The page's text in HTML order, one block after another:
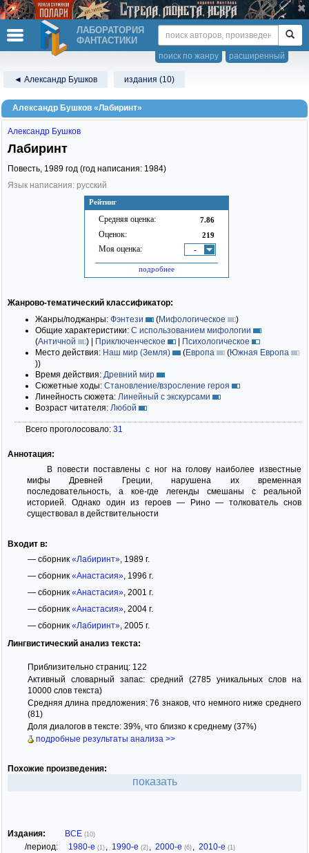
ЛАБОРАТОРИЯ
ФАНТАСТИКИ
расширенный
поиск по жанру
◄ Александр Бушков издания (10)
Александр Бушков «Лабиринт»
Рейтинг
Средняя оценка: 7.86
Оценок: 219
Моя оценка: -
подробнее
Александр Бушков
Лабиринт
Повесть, 1989 год (год написания: 1984)
Язык написания: русский
Жанрово-тематический классификатор:
Жанры/поджанры: Фэнтези (Мифологическое
)
Общие характеристики: С использованием мифологии
(Античной ) | Приключенческое | Психологическое
Место действия: Наш мир (Земля) (Европа (Южная Европа
))
Время действия: Древний мир
Сюжетные ходы: Становление/взросление героя
Линейность сюжета: Линейный с экскурсами
Возраст читателя: Любой
Всего проголосовало: 31
Аннотация:
В повести поставлены с ног на голову наиболее известные
мифы Древней Греции, нарушена их временная
последовательность, а кое-где легенды смешаны с реальной
историей. Однако один из героев — Рино — толкователь снов
существовал в действительности
Входит в:
— сборник «Лабиринт», 1989 г.
— сборник «Анастасия», 1996 г.
— сборник «Анастасия», 2001 г.
— сборник «Анастасия», 2004 г.
— сборник «Лабиринт», 2005 г.
Лингвистический анализ текста:
Приблизительно страниц: 122
Активный словарный запас: средний (2785 уникальных слов на
10000 слов текста)
Средняя длина предложения: 76 знаков, что немного ниже среднего
(81)
Доля диалогов в тексте: 39%, что близко к среднему (37%)
подробные результаты анализа >>
Похожие произведения:
показать
Издания: ВСЕ (10)
/период: 1980-е (1) , 1990-е (2) , 2000-е (6) , 2010-е (1)